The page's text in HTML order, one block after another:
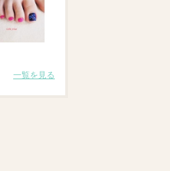
一覧を見る